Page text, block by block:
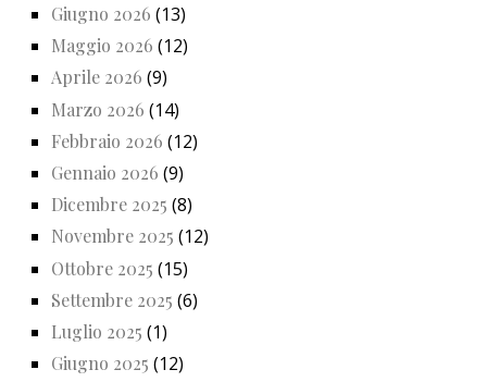
Giugno 2026 (13)
Maggio 2026 (12)
Aprile 2026 (9)
Marzo 2026 (14)
Febbraio 2026 (12)
Gennaio 2026 (9)
Dicembre 2025 (8)
Novembre 2025 (12)
Ottobre 2025 (15)
Settembre 2025 (6)
Luglio 2025 (1)
Giugno 2025 (12)